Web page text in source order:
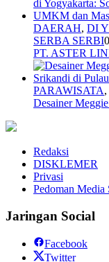
DAERAH, DI
SERBA SERBI
PT. ASTER
PARAWISATA,
Desainer
Redaksi
DISKLEMER
Privasi
Pedoman Media
Jaringan Social
Facebook
Twitter